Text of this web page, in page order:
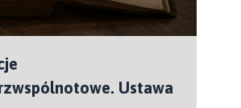
Ustawa